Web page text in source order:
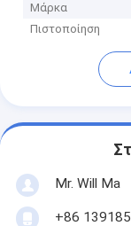
Μάρκα
Πιστοποίηση
Mr. Will Ma
+86